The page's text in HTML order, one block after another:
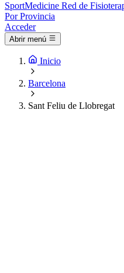
SportMedicine Red de
Por Provincia
Acceder
Abrir menú
Inicio
Barcelona
Sant Feliu de Llobregat